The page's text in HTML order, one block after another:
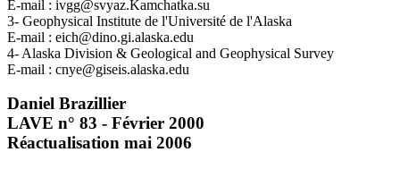
E-mail : ivgg@svyaz.Kamchatka.su
3- Geophysical Institute de l'Université de l'Alaska
E-mail : eich@dino.gi.alaska.edu
4- Alaska Division & Geological and Geophysical Survey
E-mail : cnye@giseis.alaska.edu
Daniel Brazillier
LAVE n° 83 - Février 2000
Réactualisation mai 2006